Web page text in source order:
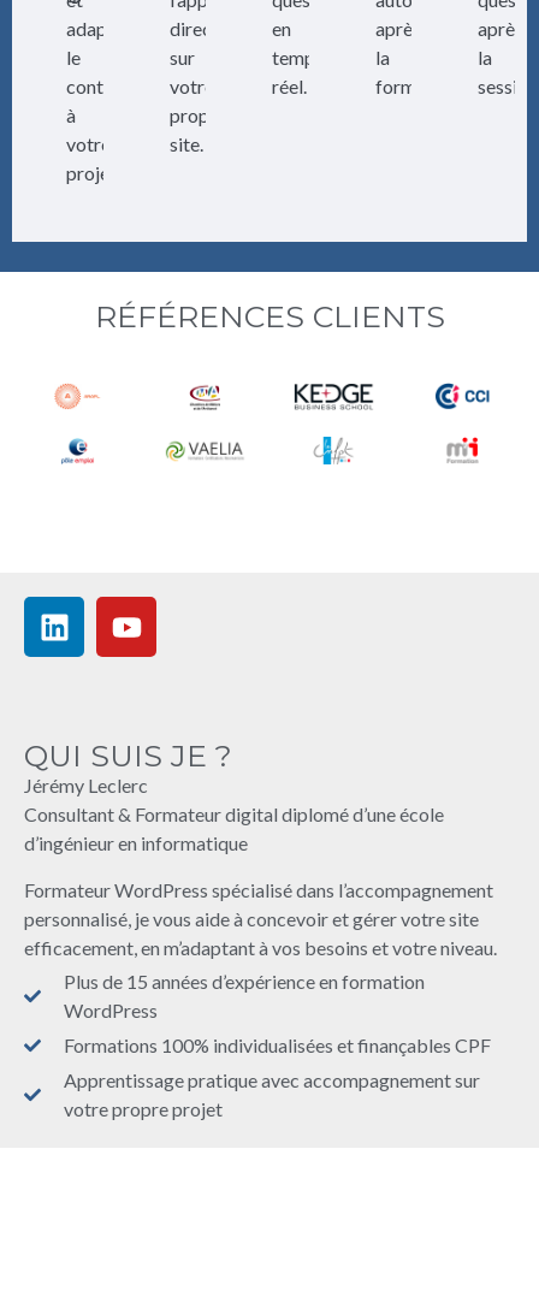
adapter
le
contenu
à
votre
projet.
directe
sur
votre
propre
site.
en
temps
réel.
après
la
formation.
après
la
RÉFÉRENCES CLIENTS
QUI SUIS JE ?
Jérémy Leclerc
Consultant & Formateur digital diplomé d’une école
d’ingénieur en informatique
Formateur WordPress spécialisé dans l’accompagnement
personnalisé, je vous aide à concevoir et gérer votre site
efficacement, en m’adaptant à vos besoins et votre niveau.
Plus de 15 années d’expérience en formation
WordPress
Formations 100% individualisées et finançables CPF
Apprentissage pratique avec accompagnement sur
votre propre projet